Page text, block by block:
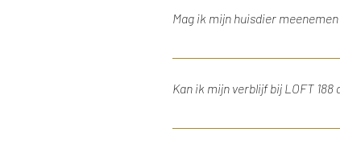
Mag ik mijn huisdier
Helaas zijn huisdieren niet
Kan ik mijn verblijf bij LOFT 188
Je reservering kan tot 48 uur